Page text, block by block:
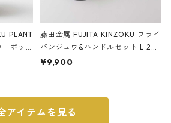
PLANT
ポッ
藤田金属 FUJITA KINZOKU フライ
パンジュウ&ハンドルセット L 24c
m ガス火・IH対応 鉄フライパン
¥9,900
アイテムを見る